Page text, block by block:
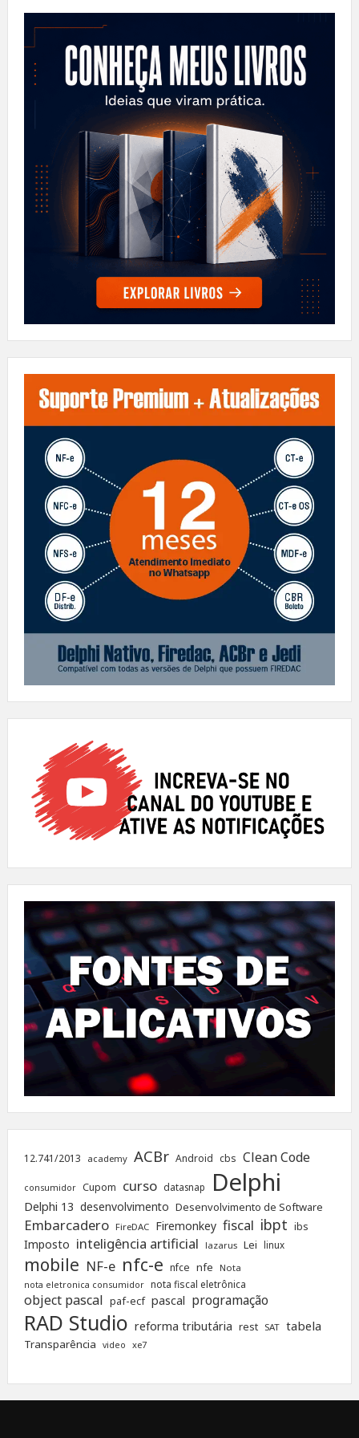
12.741/2013 academy ACBr Android cbs Clean Code
consumidor Cupom curso datasnap Delphi
Delphi 13 desenvolvimento Desenvolvimento de Software
Embarcadero FireDAC Firemonkey fiscal ibpt ibs
Imposto inteligência artificial lazarus Lei linux
mobile NF-e nfc-e nfce nfe Nota
nota eletronica consumidor nota fiscal eletrônica
object pascal paf-ecf pascal programação
RAD Studio reforma tributária rest SAT tabela
Transparência video xe7